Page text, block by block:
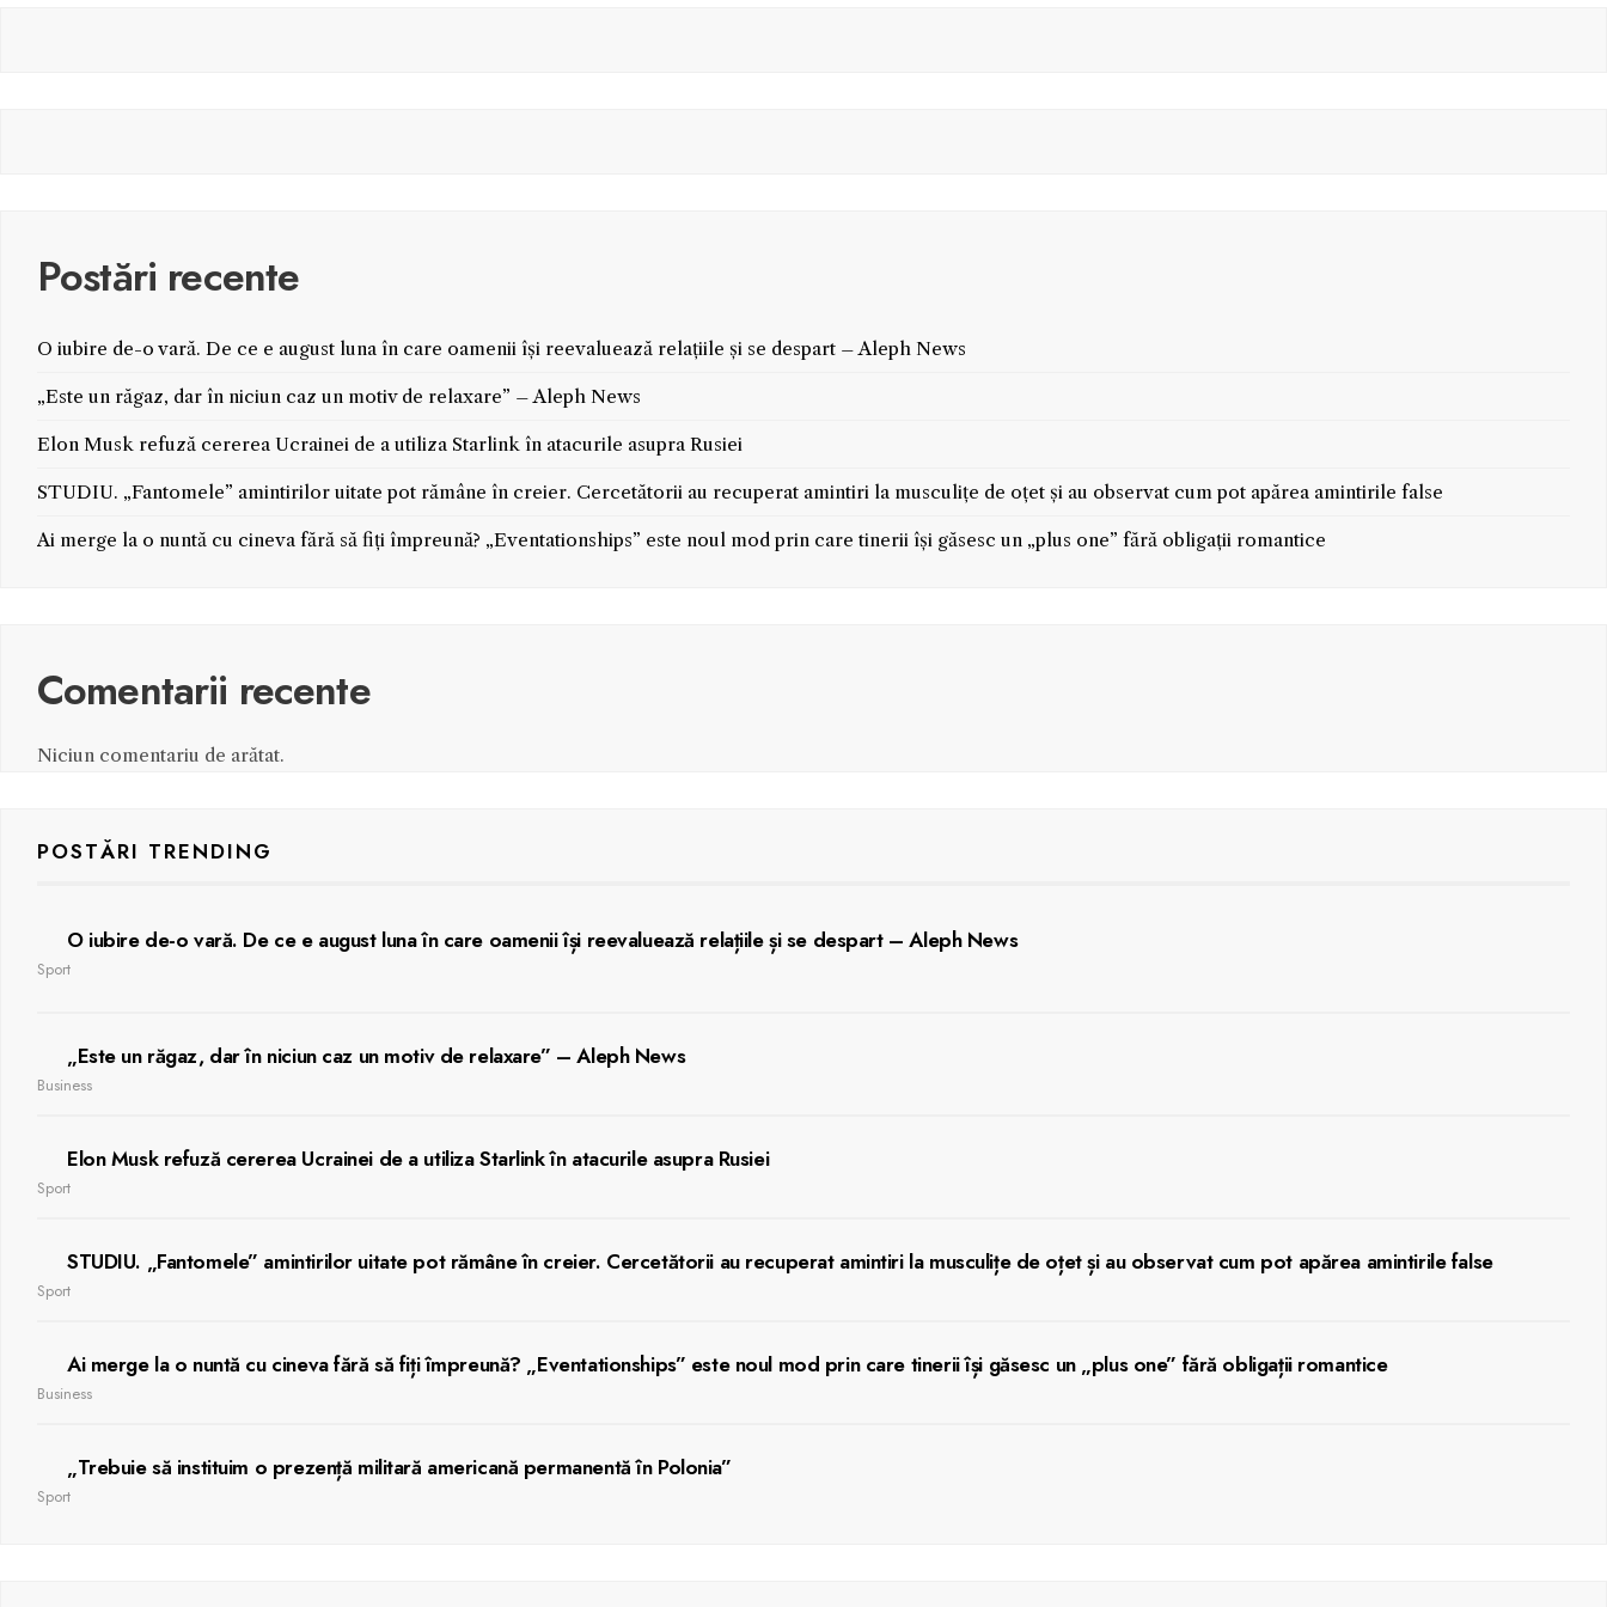
Postări recente
O iubire de-o vară. De ce e august luna în care oamenii își reevaluează relațiile și se despart – Aleph News
„Este un răgaz, dar în niciun caz un motiv de relaxare” – Aleph News
Elon Musk refuză cererea Ucrainei de a utiliza Starlink în atacurile asupra Rusiei
STUDIU. „Fantomele” amintirilor uitate pot rămâne în creier. Cercetătorii au recuperat amintiri la musculițe de oțet și au observat cum pot apărea amintirile false
Ai merge la o nuntă cu cineva fără să fiți împreună? „Eventationships” este noul mod prin care tinerii își găsesc un „plus one” fără obligații romantice
Comentarii recente
Niciun comentariu de arătat.
POSTĂRI TRENDING
O iubire de-o vară. De ce e august luna în care oamenii își reevaluează relațiile și se despart – Aleph News
Sport
„Este un răgaz, dar în niciun caz un motiv de relaxare” – Aleph News
Business
Elon Musk refuză cererea Ucrainei de a utiliza Starlink în atacurile asupra Rusiei
Sport
STUDIU. „Fantomele” amintirilor uitate pot rămâne în creier. Cercetătorii au recuperat amintiri la musculițe de oțet și au observat cum pot apărea amintirile false
Sport
Ai merge la o nuntă cu cineva fără să fiți împreună? „Eventationships” este noul mod prin care tinerii își găsesc un „plus one” fără obligații romantice
Business
„Trebuie să instituim o prezență militară americană permanentă în Polonia”
Sport